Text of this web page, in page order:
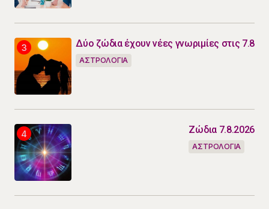
Δύο ζώδια έχουν νέες γνωριμίες στις 7.8
ΑΣΤΡΟΛΟΓΙΑ
Ζώδια 7.8.2026
ΑΣΤΡΟΛΟΓΙΑ